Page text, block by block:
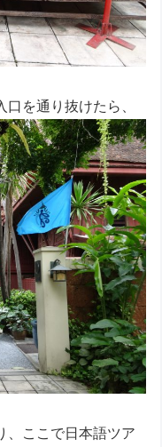
を通り抜けたら、
、ここで日本語ツア